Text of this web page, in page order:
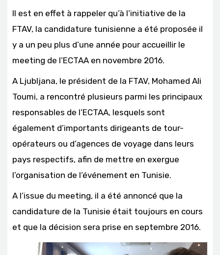
Il est en effet à rappeler qu’à l’initiative de la
FTAV, la candidature tunisienne a été proposée il
y a un peu plus d’une année pour accueillir le
meeting de l’ECTAA en novembre 2016.
A Ljubljana, le président de la FTAV, Mohamed Ali
Toumi, a rencontré plusieurs parmi les principaux
responsables de l’ECTAA, lesquels sont
également d’importants dirigeants de tour-
opérateurs ou d’agences de voyage dans leurs
pays respectifs, afin de mettre en exergue
l’organisation de l’événement en Tunisie.
A l’issue du meeting, il a été annoncé que la
candidature de la Tunisie était toujours en cours
et que la décision sera prise en septembre 2016.